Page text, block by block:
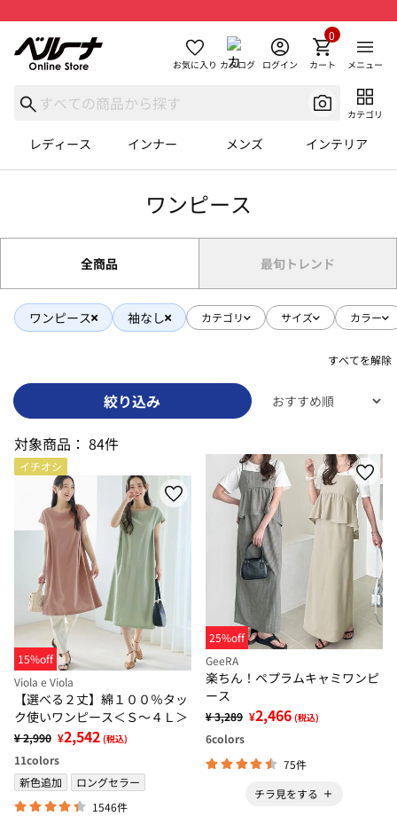
お気に入り カタログ ログイン カート
0
メニュー
カテゴリ
レディース インナー メンズ インテリア
ワンピース
全商品 最旬トレンド
ワンピース 袖なし カテゴリ サイズ カラー
すべてを解除
絞り込み
対象商品： 84件
イチオシ
15%off
Viola e Viola
【選べる２丈】綿１００％タッ
ク使いワンピース＜Ｓ～４Ｌ＞
¥ 2,990 ¥2,542 (税込)
11colors
新色追加
ロングセラー
1546件
25%off
GeeRA
楽ちん！ペプラムキャミワンピ
ース
¥ 3,289 ¥2,466 (税込)
6colors
75件
チラ見をする